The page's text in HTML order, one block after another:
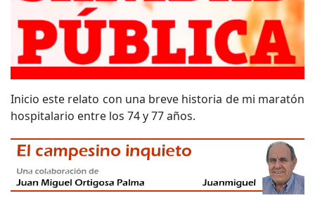
Inicio este relato con una breve historia de mi maratón
hospitalario entre los 74 y 77 años.